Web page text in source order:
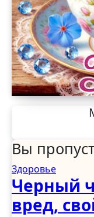
Вы
Здоровье
Черный
вред,